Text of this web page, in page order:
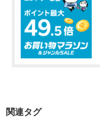
関連タグ